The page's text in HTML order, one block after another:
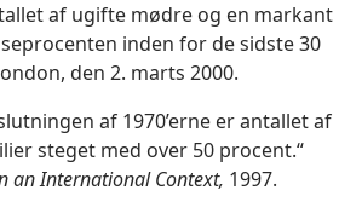
af ugifte mødre og en markant
inden for de sidste 30
den 2. marts 2000.
af 1970’erne er antallet af
steget med over 50 procent.“
an International Context, 1997.